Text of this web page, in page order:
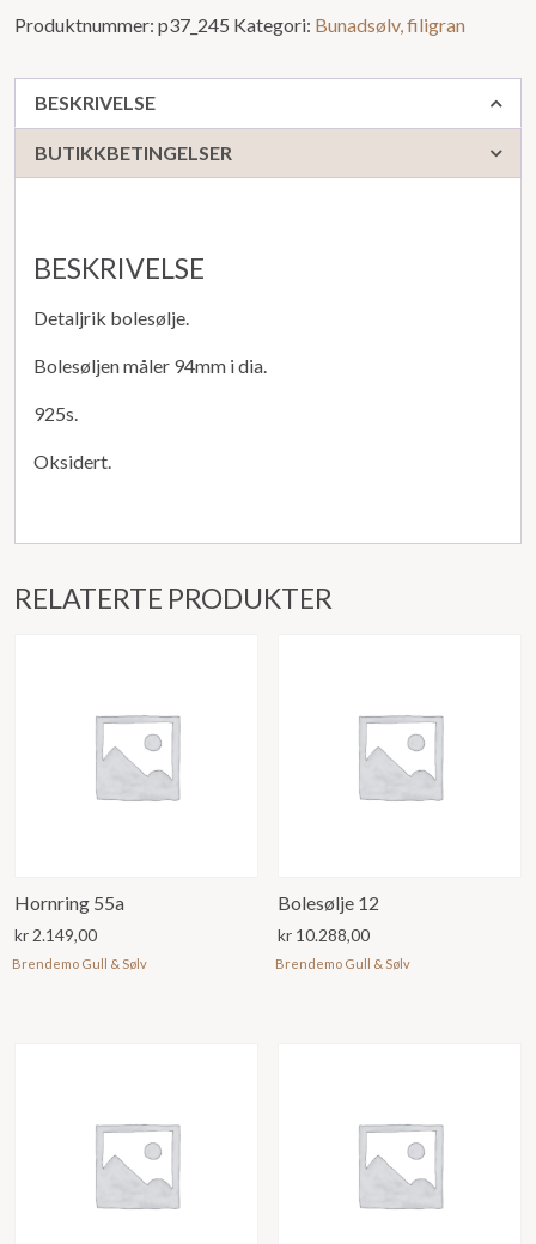
Produktnummer: p37_245 Kategori: Bunadsølv, filigran
BESKRIVELSE
BUTIKKBETINGELSER
BESKRIVELSE
Detaljrik bolesølje.
Bolesøljen måler 94mm i dia.
925s.
Oksidert.
RELATERTE PRODUKTER
Hornring 55a
kr 2.149,00
Brendemo Gull & Sølv
Bolesølje 12
kr 10.288,00
Brendemo Gull & Sølv